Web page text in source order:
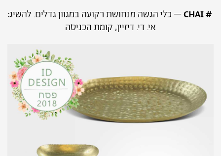
# CHAI
– כלי הגשה מנחושת רקועה במגוון גדלים. להשיג:
אי. די. דיזיין, קומת הכניסה